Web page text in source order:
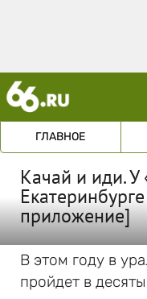
ГЛАВНОЕ
Качай и иди. У
приложение]
В этом году в
пройдет в